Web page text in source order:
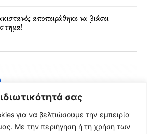
σας
για να βελτιώσουμε την εμπειρία
Με την περιήγηση ή τη χρήση των
αποπειράθηκε να βιάσει